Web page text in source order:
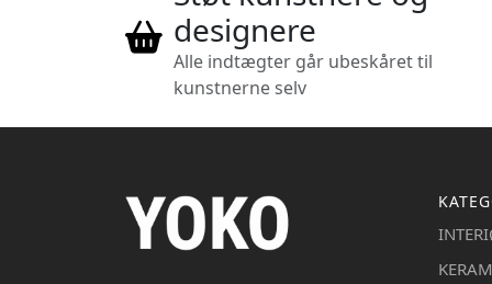
designere
Alle indtægter går ubeskåret til
kunstnerne selv